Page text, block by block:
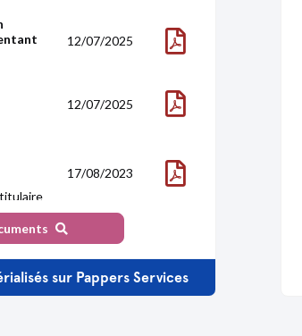
12/07/2025
12/07/2025
17/08/2023
18/06/2015
sur Pappers Services